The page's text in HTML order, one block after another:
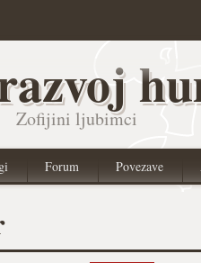
Zofijini ljubimci
Forum Povezave